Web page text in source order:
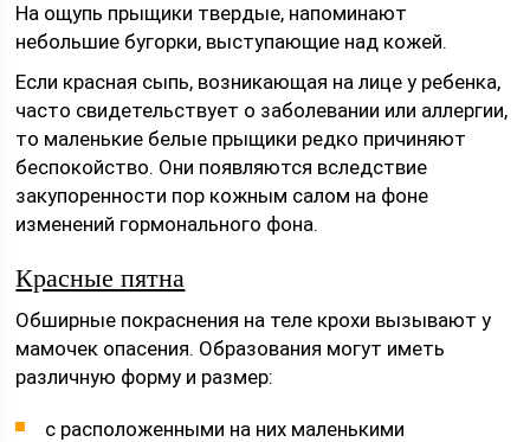
На ощупь прыщики твердые, напоминают
небольшие бугорки, выступающие над кожей.
Если красная сыпь, возникающая на лице у ребенка,
часто свидетельствует о заболевании или аллергии,
то маленькие белые прыщики редко причиняют
беспокойство. Они появляются вследствие
закупоренности пор кожным салом на фоне
изменений гормонального фона.
Красные пятна
Обширные покраснения на теле крохи вызывают у
мамочек опасения. Образования могут иметь
различную форму и размер:
с расположенными на них маленькими